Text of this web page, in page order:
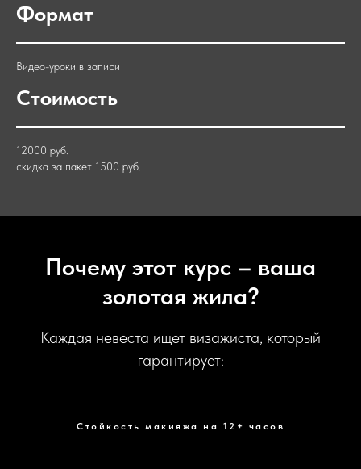
Формат
Видео-уроки в записи
Стоимость
12000 руб.
скидка за пакет 1500 руб.
Почему этот курс – ваша
золотая жила?
Каждая невеста ищет визажиста, который
гарантирует:
Стойкость макияжа на 12+ часов